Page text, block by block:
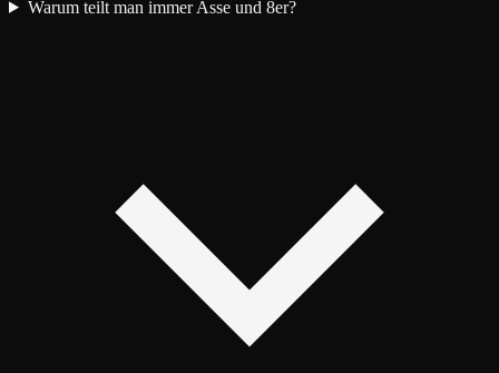
Warum teilt man immer Asse und 8er?